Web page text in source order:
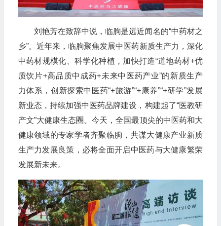
刘艳芳在致辞中说，临朐是远近闻名的“中药材之
乡”。近年来，临朐聚焦发展中医药新质生产力，深化
中药材规模化、科学化种植，加快打造“道地药材+优
质饮片+高品质中成药+未来中医药产业”的新质生产
力体系，创新探索中医药“+旅游”“+康养”“+研学”发展
新业态，持续加强中医药品牌建设，构建起了“医教研
产文”大健康生态圈。今天，全国最顶尖的中医药和大
健康领域的专家学者齐聚临朐，共谋大健康产业新质
生产力发展良策，必将全面开启中医药与大健康繁荣
发展新未来。